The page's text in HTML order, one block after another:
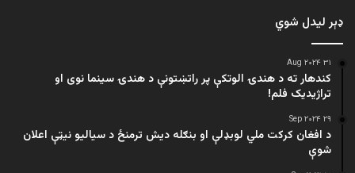
ډېر لیدل شوي
۳۱ Aug ۲۰۲۴
کندهار ته د هندۍ الوتکې پر راتښتونې د هندۍ سینما نوی او
تراژيديک فلم!
۲۹ Sep ۲۰۲۴
د افغان کرکت ملي لوبډلې او بنګله دیش ترمنځ د سیالیو نیټې اعلان
شوې